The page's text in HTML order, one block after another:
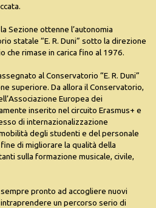
Sezione ottenne l’autonomia
statale “E. R. Duni” sotto la direzione
che rimase in carica fino al 1976.
al Conservatorio “E. R. Duni”
superiore. Da allora il Conservatorio,
Europea dei
inserito nel circuito Erasmus+ e
di internazionalizzazione
degli studenti e del personale
di migliorare la qualità della
sulla formazione musicale, civile,
sempre pronto ad accogliere nuovi
un percorso serio di